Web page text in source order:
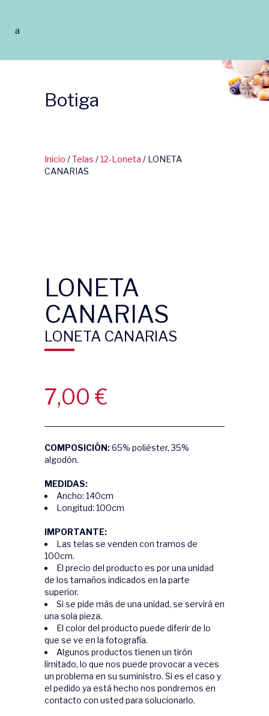
Botiga
Inicio /Telas /12-Loneta / LONETA
CANARIAS
LONETA
CANARIAS
LONETA CANARIAS
7,00 €
COMPOSICIÓN:65% poliéster, 35%
algodón.
MEDIDAS:
Ancho: 140cm
Longitud: 100cm
IMPORTANTE:
Las telas se venden con tramos de
100cm.
El precio del producto es por una unidad
de los tamaños indicados en la parte
superior.
Si se pide más de una unidad, se servirá en
una sola pieza.
El color del producto puede diferir de lo
que se ve en la fotografía.
Algunos productos tienen un tirón
limitado, lo que nos puede provocar a veces
un problema en su suministro. Si es el caso y
el pedido ya está hecho nos pondremos en
contacto con usted para solucionarlo.